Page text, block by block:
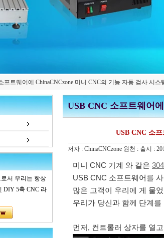
프트웨어에 ChinaCNCzone 미니 CNC의 기능 자동 검사 시스
서 우리는 항상
DIY 5축 CNC 라
USB CNC 소프트웨어
USB CNC 소
저자 : ChinaCNCzone 원천 : 출시 :
미니 CNC 기계 와 같은
USB CNC 소프트웨어를
많은 고객이 우리에 게 물
우리가 당신과 함께 단계를
먼저, 컨트롤러 상자를 열